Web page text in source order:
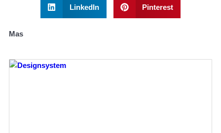
LinkedIn Pinterest
Mas